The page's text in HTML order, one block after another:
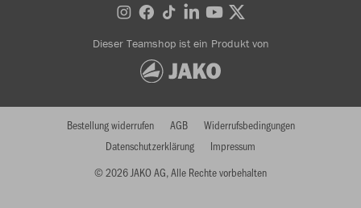
Dieser Teamshop ist ein Produkt von
© 2026 JAKO AG, Alle Rechte vorbehalten
Bestellung widerrufen AGB
Widerrufsbedingungen
Datenschutzerklärung
Impressum